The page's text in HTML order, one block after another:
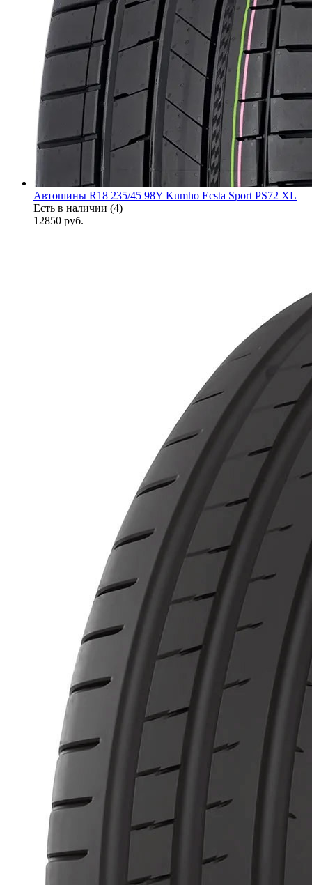
Автошины R18 235/45 98Y Kumho Ecsta Sport PS72 XL
Есть в наличии (4)
12850 руб.